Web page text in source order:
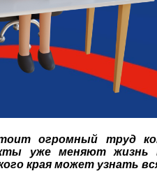
огромный труд
уже меняют жизнь
края может узнать